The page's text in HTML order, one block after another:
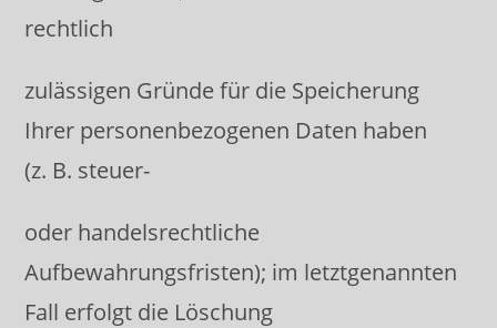
rechtlich
zulässigen Gründe für die Speicherung
Ihrer personenbezogenen Daten haben
(z. B. steuer-
oder handelsrechtliche
Aufbewahrungsfristen); im letztgenannten
Fall erfolgt die Löschung